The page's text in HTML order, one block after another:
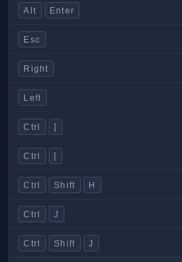
Alt Enter
Esc
Right
Left
Ctrl ]
Ctrl [
Ctrl Shift H
Ctrl J
Ctrl Shift J